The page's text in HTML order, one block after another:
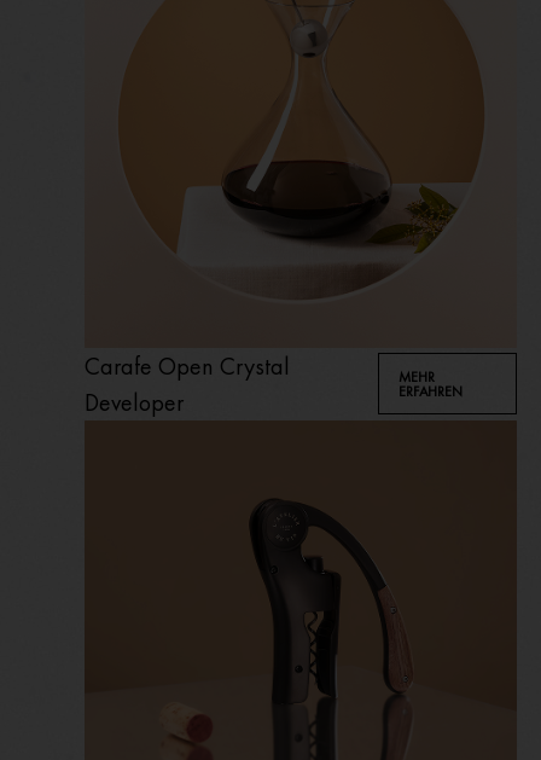
Carafe Open Crystal
Developer
MEHR
ERFAHREN